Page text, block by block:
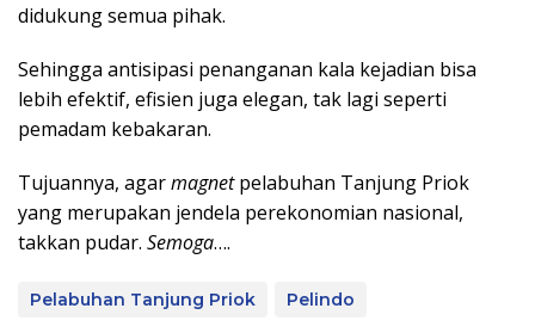
didukung semua pihak.
Sehingga antisipasi penanganan kala kejadian bisa
lebih efektif, efisien juga elegan, tak lagi seperti
pemadam kebakaran.
Tujuannya, agarmagnetpelabuhan Tanjung Priok
yang merupakan jendela perekonomian nasional,
takkan pudar. Semoga….
Pelabuhan Tanjung Priok Pelindo